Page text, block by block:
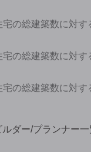
の総建築数に対す
の総建築数に対す
の総建築数に対す
ルダー/プランナー